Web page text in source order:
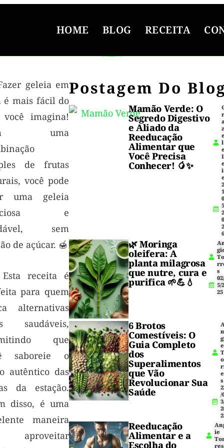
HOME BLOG RECEITA
geleia em
é mais fácil do
você imagina!
uma
de frutas
você pode
uma geleia
e
sem
de açúcar. 🍯
receita é
para quem
alternativas
saudáveis,
que
saboreie o
autêntico das
da estação.
disso, é uma
maneira
aproveitar
Postagem Do
Mamão Verde: O
Segredo Digestivo
e Aliado da
Reeducação
Alimentar que
Você Precisa
Conhecer! 🥭✨
r
l
2
0
2
0
2
6
🌿Moringa
oleifera: A
planta milagrosa
que nutre, cura e
purifica 🌱💪💧
To
s
5/
25
6 Brotos
Comestíveis: O
Guia Completo
dos
Superalimentos
que Vão
Revolucionar Sua
Saúde
n
e
T
o
e
s
/
Reeducação
Alimentar e a
Escolha do
ie
res